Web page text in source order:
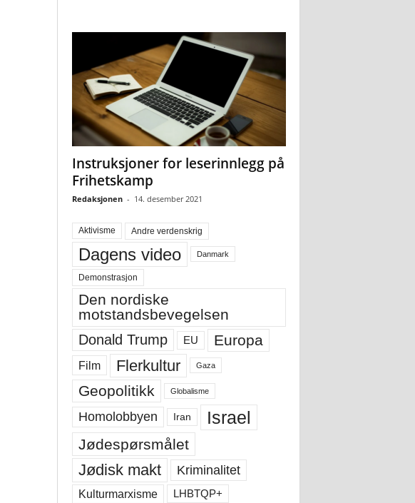
Instruksjoner for leserinnlegg på
Frihetskamp
Redaksjonen - 14. desember 2021
Aktivisme Andre verdenskrig
Dagens video Danmark
Demonstrasjon
Den nordiske
motstandsbevegelsen
Donald Trump EU Europa
Film Flerkultur Gaza
Geopolitikk Globalisme
Homolobbyen Iran Israel
Jødespørsmålet
Jødisk makt Kriminalitet
Kulturmarxisme LHBTQP+